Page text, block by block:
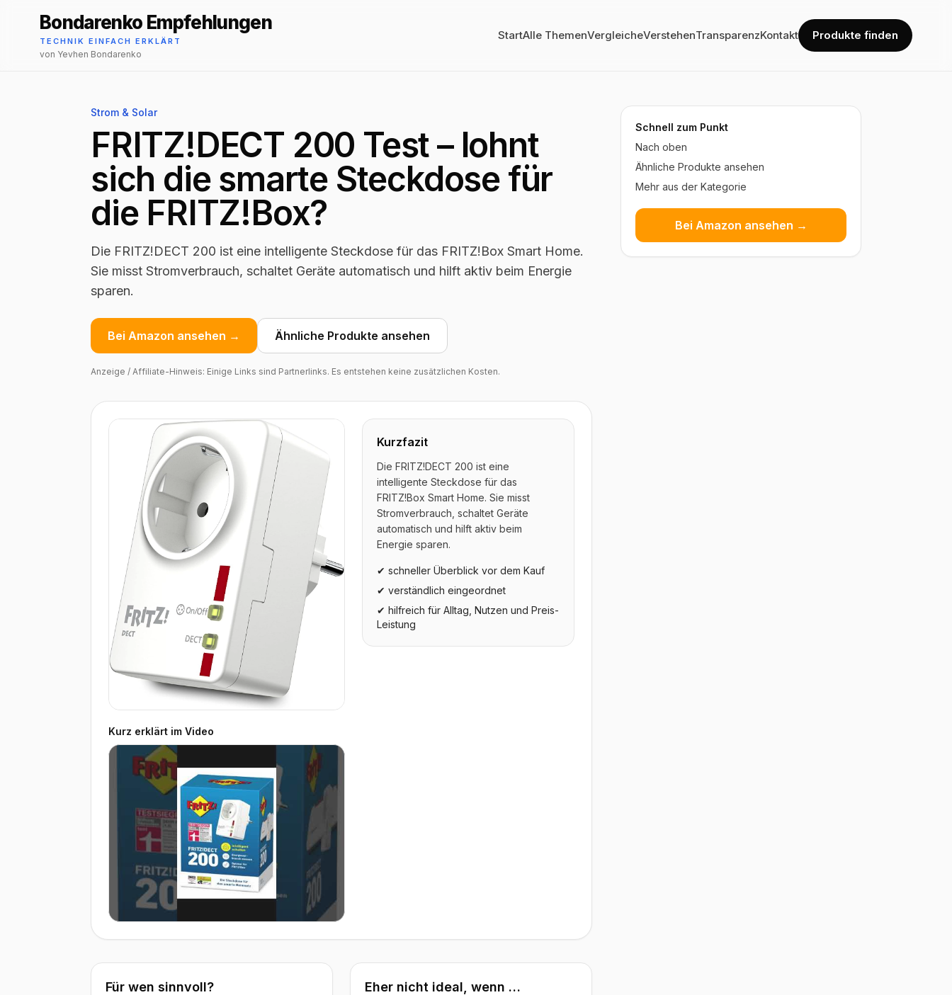
Bondarenko Empfehlungen
TECHNIK EINFACH ERKLÄRT
von Yevhen Bondarenko
StartAlle ThemenVergleicheVerstehenTransparenzKontakt Produkte finden
Strom & Solar
FRITZ!DECT 200 Test – lohnt
sich die smarte Steckdose für
die FRITZ!Box?
Die FRITZ!DECT 200 ist eine intelligente Steckdose für das FRITZ!Box Smart Home.
Sie misst Stromverbrauch, schaltet Geräte automatisch und hilft aktiv beim Energie
sparen.
Bei Amazon ansehen → Ähnliche Produkte ansehen
Anzeige / Affiliate-Hinweis: Einige Links sind Partnerlinks. Es entstehen keine zusätzlichen Kosten.
Kurz erklärt im Video
▶ Video ansehen
Kurzfazit
Die FRITZ!DECT 200 ist eine
intelligente Steckdose für das
FRITZ!Box Smart Home. Sie misst
Stromverbrauch, schaltet Geräte
automatisch und hilft aktiv beim
Energie sparen.
✔ schneller Überblick vor dem Kauf
✔ verständlich eingeordnet
✔ hilfreich für Alltag, Nutzen und Preis-
Leistung
Für wen sinnvoll? Eher nicht ideal, wenn …
Schnell zum Punkt
Nach oben
Ähnliche Produkte ansehen
Mehr aus der Kategorie
Bei Amazon ansehen →